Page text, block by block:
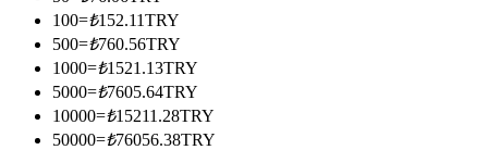
Desfrute da partilha de lucros e comissões de copy trading
100=₺152.11TRY
500=₺760.56TRY
1000=₺1521.13TRY
5000=₺7605.64TRY
10000=₺15211.28TRY
50000=₺76056.38TRY